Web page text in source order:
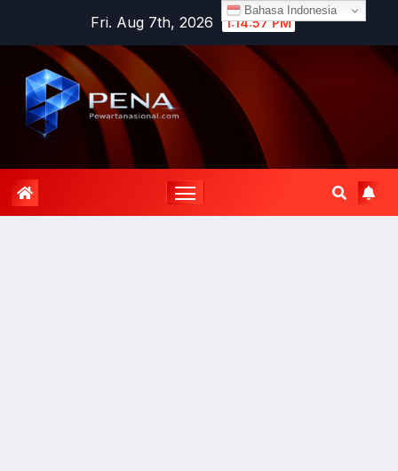
Fri. Aug 7th, 2026 1:14:58 PM
Bahasa Indonesia